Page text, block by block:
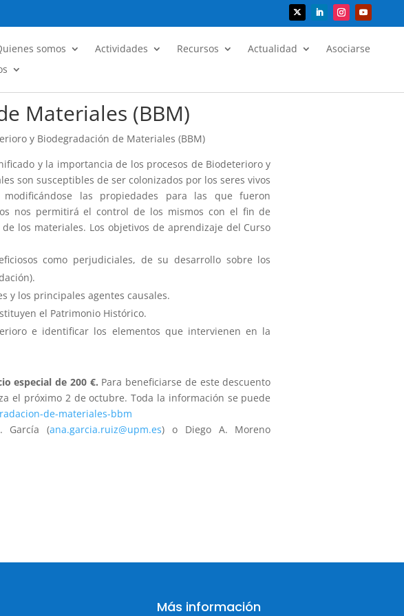
somos Actividades Recursos Actualidad
Asociarse
Materiales (BBM)
y Biodegradación de Materiales (BBM)
y la importancia de los procesos de Biodeterioro y
son susceptibles de ser colonizados por los seres vivos
las propiedades para las que fueron
nos permitirá el control de los mismos con el fin de
los materiales. Los objetivos de aprendizaje del Curso
como perjudiciales, de su desarrollo sobre los
y los principales agentes causales.
el Patrimonio Histórico.
e identificar los elementos que intervienen en la
especial de 200 €. Para beneficiarse de este descuento
el próximo 2 de octubre. Toda la información se puede
de-materiales-bbm
García (ana.garcia.ruiz@upm.es) o Diego A. Moreno
Más información